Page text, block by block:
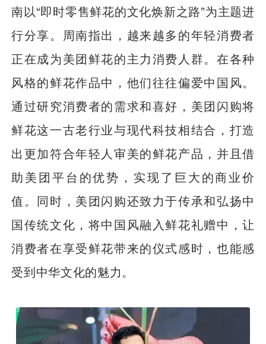
南以“即时零售鲜花的文化焕新之路”为主题进
行分享。周南指出，越来越多的年轻消费者
正在成为美团鲜花的主力消费人群。在各种
风格的鲜花作品中，他们往往偏爱中国风。
通过研究消费者的需求和喜好，美团闪购将
鲜花这一古老行业与现代科技相结合，打造
出更加符合年轻人审美的鲜花产品，并且借
助美团平台的优势，实现了巨大的商业价
值。同时，美团闪购还致力于传承和弘扬中
国传统文化，将中国风融入鲜花礼赠中，让
消费者在享受鲜花带来的仪式感时，也能感
受到中华文化的魅力。